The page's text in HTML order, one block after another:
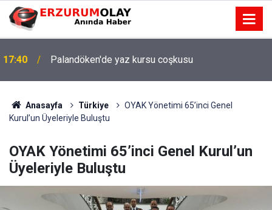
17:40 Palandöken'de yaz kursu coşkusu
Anasayfa Türkiye
OYAK Yönetimi 65’inci Genel
Kurul’un Üyeleriyle Buluştu
OYAK Yönetimi 65’inci Genel Kurul’un
Üyeleriyle Buluştu